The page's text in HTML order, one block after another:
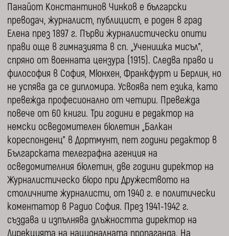
Панайот Константинов Чинков е български
преводач, журналист, публицист, е роден в град
Елена през 1897 г. Първи журналистически опити
прави още в гимназията в сп. „Ученишка мисъл”,
спряно от военната цензура (1915). Следва право и
философия в София, Мюнхен, Франкфурт и Берлин, но
не успява да се дипломира. Усвоява пет езика, като
превежда професионално от четири. Превежда
повече от 60 книги. Три години е редактор на
немски осведомителен бюлетин „Балкан
кореспонденц” в Дортмунт, пет години редактор в
Българската телеграфна агенция на
осведомителния бюлетин, две години директор на
Журналистическо бюро при Дружеството на
столичните журналисти, от 1940 г. е политически
коментатор в Радио София. През 1941-1942 г.
създава и изпълнява длъжността директор на
Дирекцията на националната пропаганда. На